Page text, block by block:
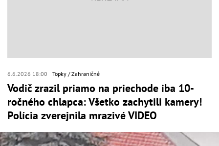
6.6.2026 18:00 Topky Zahraničné
Vodič zrazil priamo na priechode iba 10-
ročného chlapca: Všetko zachytili kamery!
Polícia zverejnila mrazivé VIDEO